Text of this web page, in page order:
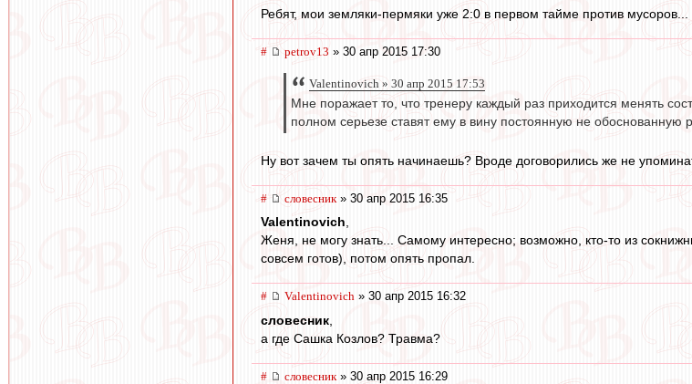
Ребят, мои земляки-пермяки уже 2:0 в первом тайме против
# petrov13 » 30 апр 2015 17:30
Valentinovich » 30 апр 2015 17:53
Мне поражает то, что тренеру каждый раз приходится менять
полном серьезе ставят ему в вину постоянную не обоснованную
Ну вот зачем ты опять начинаешь? Вроде договорились же не
# словесник » 30 апр 2015 16:35
Valentinovich
Женя, не могу знать... Самому интересно; возможно, кто-то из
совсем готов), потом опять пропал.
# Valentinovich » 30 апр 2015 16:32
словесник
а где Сашка Козлов? Травма?
# словесник » 30 апр 2015 16:29